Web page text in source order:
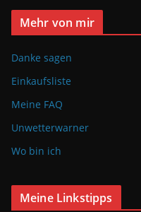
Mehr von mir
Danke sagen
Einkaufsliste
Meine FAQ
Unwetterwarner
Wo bin ich
Meine Linkstipps